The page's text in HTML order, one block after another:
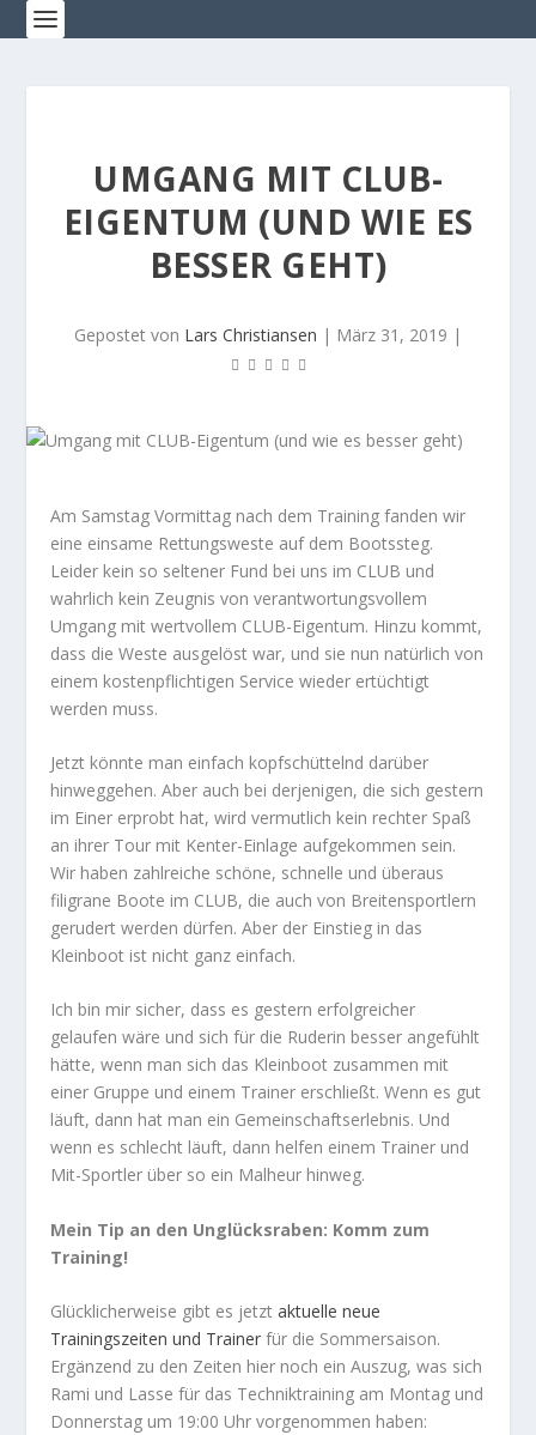
UMGANG MIT CLUB-
EIGENTUM (UND WIE ES
BESSER GEHT)
Gepostet von Lars Christiansen | März 31, 2019 |
Am Samstag Vormittag nach dem Training fanden wir
eine einsame Rettungsweste auf dem Bootssteg.
Leider kein so seltener Fund bei uns im CLUB und
wahrlich kein Zeugnis von verantwortungsvollem
Umgang mit wertvollem CLUB-Eigentum. Hinzu kommt,
dass die Weste ausgelöst war, und sie nun natürlich von
einem kostenpflichtigen Service wieder ertüchtigt
werden muss.
Jetzt könnte man einfach kopfschüttelnd darüber
hinweggehen. Aber auch bei derjenigen, die sich gestern
im Einer erprobt hat, wird vermutlich kein rechter Spaß
an ihrer Tour mit Kenter-Einlage aufgekommen sein.
Wir haben zahlreiche schöne, schnelle und überaus
filigrane Boote im CLUB, die auch von Breitensportlern
gerudert werden dürfen. Aber der Einstieg in das
Kleinboot ist nicht ganz einfach.
Ich bin mir sicher, dass es gestern erfolgreicher
gelaufen wäre und sich für die Ruderin besser angefühlt
hätte, wenn man sich das Kleinboot zusammen mit
einer Gruppe und einem Trainer erschließt. Wenn es gut
läuft, dann hat man ein Gemeinschaftserlebnis. Und
wenn es schlecht läuft, dann helfen einem Trainer und
Mit-Sportler über so ein Malheur hinweg.
Mein Tip an den Unglücksraben: Komm zum
Training!
Glücklicherweise gibt es jetztaktuelle neue
Trainingszeiten und Trainer für die Sommersaison.
Ergänzend zu den Zeiten hier noch ein Auszug, was sich
Rami und Lasse für das Techniktraining am Montag und
Donnerstag um 19:00 Uhr vorgenommen haben: